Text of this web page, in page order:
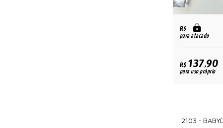
R$
para atacado
R$137,90
para uso próprio
2103 -